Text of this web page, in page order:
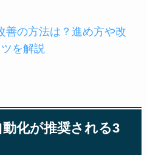
善の方法は？進め方や改
を解説
化が推奨される3